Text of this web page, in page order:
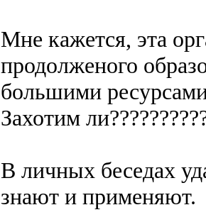
Мне кажется, эта
продолженого
большими
Захотим
В личных беседах
знают и применяют.